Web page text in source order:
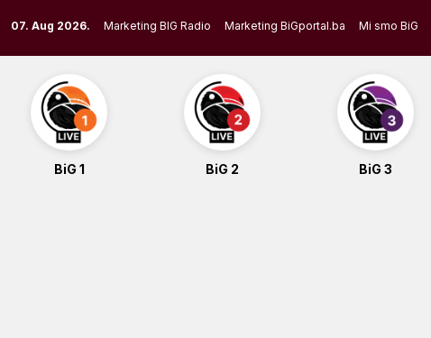
to
content
07. Aug 2026. Marketing BIG Radio Marketing BiGportal.ba Mi smo BiG
BiG 1 BiG 2 BiG 3